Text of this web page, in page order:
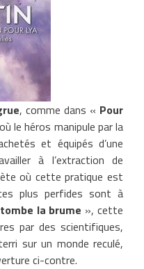
, comme dans « Pour
le héros manipule par la
et équipés d’une
à l’extraction de
où cette pratique est
plus perfides sont à
la brume », cette
par des scientifiques,
sur un monde reculé,
ci-contre.